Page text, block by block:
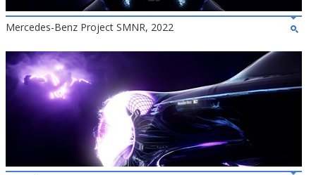
Mercedes-Benz Project SMNR, 2022